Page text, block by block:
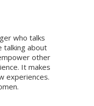
who talks
talking about
other
It makes
experiences.